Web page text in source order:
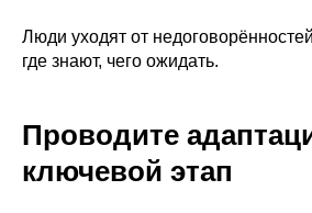
Люди уходят от
где знают, чего ожидать.
Проводите
ключевой этап